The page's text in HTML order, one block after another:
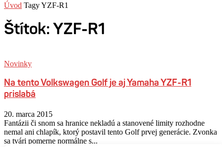
Úvod TagyYZF-R1
Štítok: YZF-R1
Novinky
Na tento Volkswagen Golf je aj Yamaha YZF-R1
prislabá
20. marca 2015
Fantázii či snom sa hranice nekladú a stanovené limity rozhodne
nemal ani chlapík, ktorý postavil tento Golf prvej generácie. Zvonka
sa tvári pomerne normálne s...